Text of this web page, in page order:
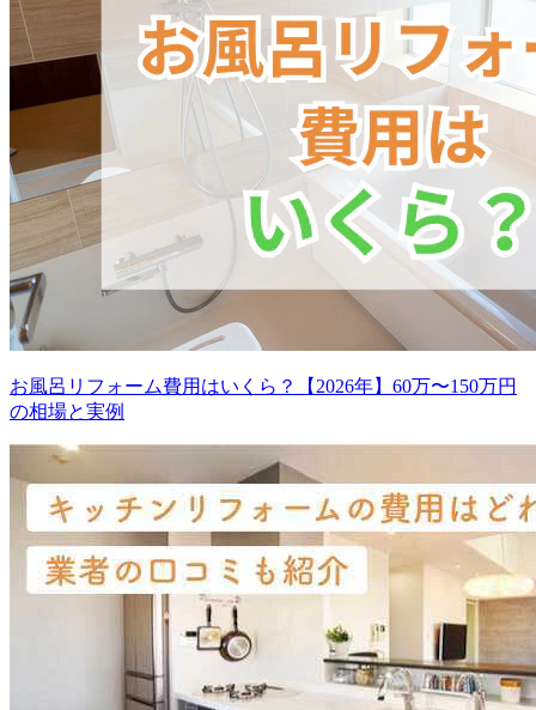
お風呂リフォーム費用はいくら？【2026年】60万〜150万円
の相場と実例